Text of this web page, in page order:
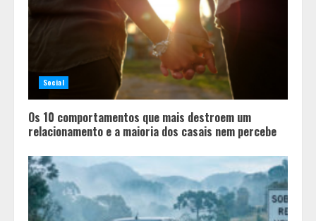
Social
Os 10 comportamentos que mais destroem um
relacionamento e a maioria dos casais nem percebe